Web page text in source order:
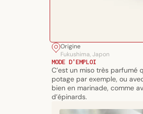
Ouvrir
le
média
1
dans
une
fenêtre
modale
Origine
Fukushima, Japon
MODE D'EMPLOI
C’est un miso très parfumé
potage par exemple, ou
bien en marinade, comme
d’épinards.